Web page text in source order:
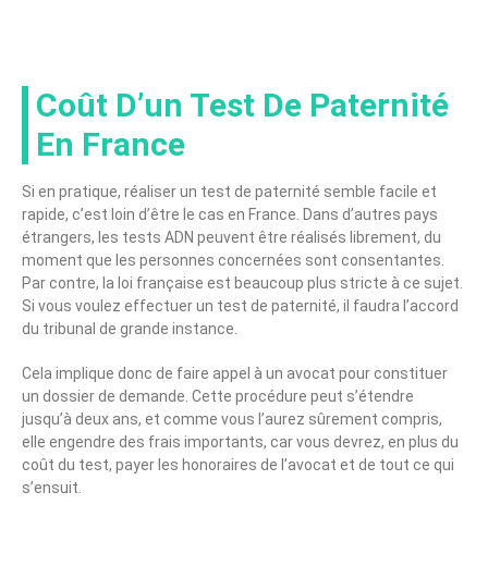
Coût D’un Test De Paternité
En France
Si en pratique, réaliser un test de paternité semble facile et
rapide, c’est loin d’être le cas en France. Dans d’autres pays
étrangers, les tests ADN peuvent être réalisés librement, du
moment que les personnes concernées sont consentantes.
Par contre, la loi française est beaucoup plus stricte à ce sujet.
Si vous voulez effectuer un test de paternité, il faudra l’accord
du tribunal de grande instance.
Cela implique donc de faire appel à un avocat pour constituer
un dossier de demande. Cette procédure peut s’étendre
jusqu’à deux ans, et comme vous l’aurez sûrement compris,
elle engendre des frais importants, car vous devrez, en plus du
coût du test, payer les honoraires de l’avocat et de tout ce qui
s’ensuit.